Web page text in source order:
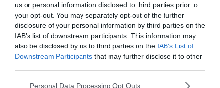
us or personal information disclosed to third parties prior to
your opt-out. You may separately opt-out of the further
disclosure of your personal information by third parties on the
IAB’s list of downstream participants. This information may
also be disclosed by us to third parties on the IAB’s List of
Downstream Participants that may further disclose it to other
Please note that this website/app uses one or more Google
Personal Data Processing Opt Outs